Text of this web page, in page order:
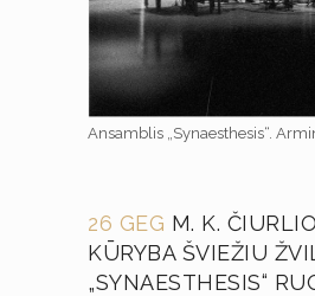
Ansamblis „Synaesthesis“.
26 GEG M. K.
KŪRYBA ŠVIEŽIU
„SYNAESTHESIS“